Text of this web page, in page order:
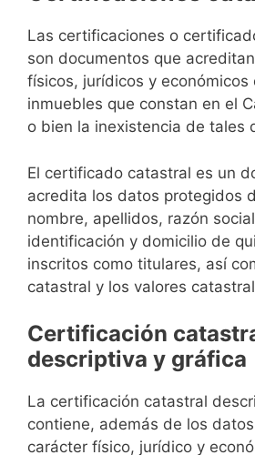
Las certificaciones o
son documentos que
físicos, jurídicos y económicos
inmuebles que constan en el
o bien la inexistencia de tales
El certificado catastral es un
acredita los datos protegidos
nombre, apellidos, razón
identificación y domicilio de
inscritos como titulares, así
catastral y los valores
Certificación
descriptiva y gráfica
La certificación catastral
contiene, además de los
carácter físico, jurídico y